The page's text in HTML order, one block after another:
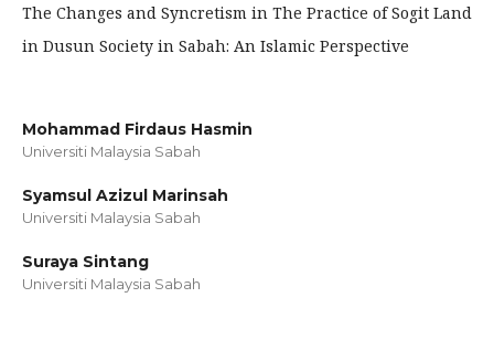
The Changes and Syncretism in The Practice of Sogit Land
in Dusun Society in Sabah: An Islamic Perspective
Mohammad Firdaus Hasmin
Universiti Malaysia Sabah
Syamsul Azizul Marinsah
Universiti Malaysia Sabah
Suraya Sintang
Universiti Malaysia Sabah